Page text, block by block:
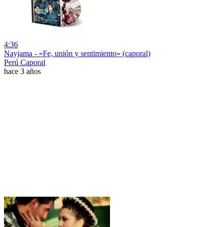
4:36
Nayjama - «Fe, unión y sentimiento» (caporal)
Perú Caporal
hace 3 años